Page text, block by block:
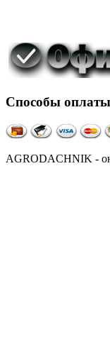
Способы
AGRODACHNIK -